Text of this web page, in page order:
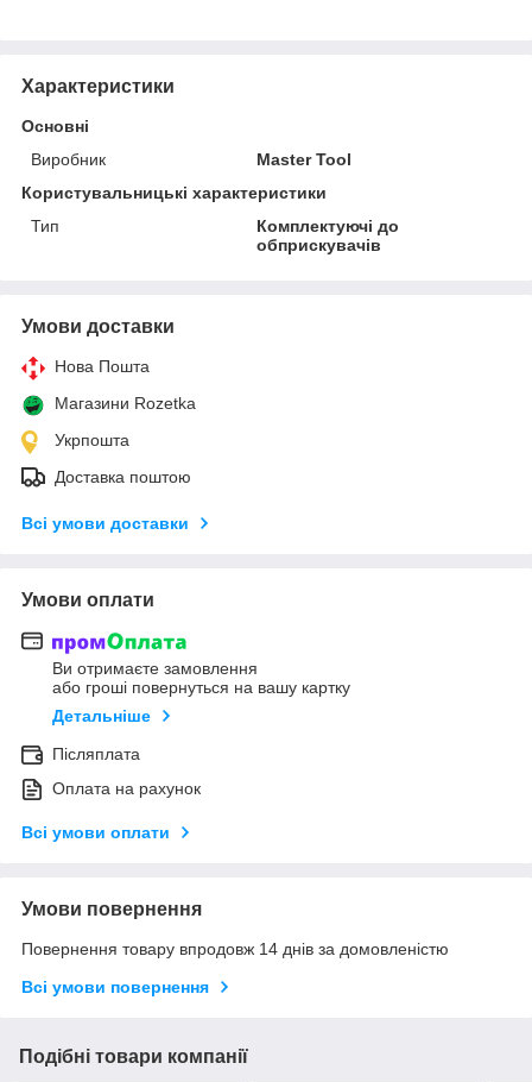
Характеристики
Основні
Виробник
Master Tool
Користувальницькі характеристики
Тип
Комплектуючі до
обприскувачів
Умови доставки
Нова Пошта
Магазини Rozetka
Укрпошта
Доставка поштою
Всі умови доставки
Умови оплати
Ви отримаєте замовлення
або гроші повернуться на вашу картку
Детальніше
Післяплата
Оплата на рахунок
Всі умови оплати
Умови повернення
Повернення товару впродовж 14 днів за домовленістю
Всі умови повернення
Подібні товари компанії